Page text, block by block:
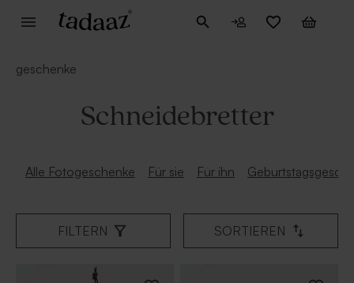
geschenke
Schneidebretter
Alle Fotogeschenke Für sie Für ihn
FILTERN SORTIEREN